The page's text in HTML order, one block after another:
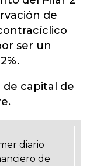
de
ser un
capital de
diario
de